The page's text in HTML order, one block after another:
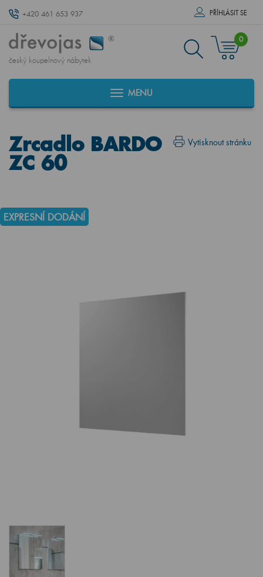
+420 461 653 937 PŘÍHLÁSIT SE
český koupelnový nábytek
0
MENU
Vytisknout stránku
Zrcadlo BARDO
ZC 60
EXPRESNÍ DODÁNÍ